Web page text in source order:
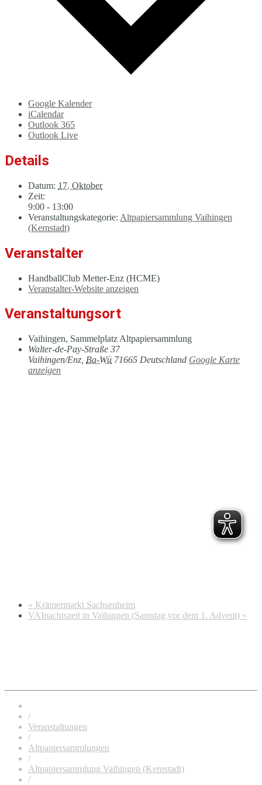
Google Kalender
iCalendar
Outlook 365
Outlook Live
Details
Datum: 17. Oktober
Zeit:
9:00 - 13:00
Veranstaltungskategorie: Altpapiersammlung Vaihingen
(Kernstadt)
Veranstalter
HandballClub Metter-Enz (HCME)
Veranstalter-Website anzeigen
Veranstaltungsort
Vaihingen, Sammelplatz Altpapiersammlung
Walter-de-Pay-Straße 37
Vaihingen/Enz Ba-Wü 71665 Deutschland Google Karte
anzeigen
« Krämermarkt Sachsenheim
VAInachtszeit in Vaihingen (Samstag vor dem 1. Advent) »
/
Veranstaltungen
/
Altpapiersammlungen
/
Altpapiersammlung Vaihingen (Kernstadt)
/